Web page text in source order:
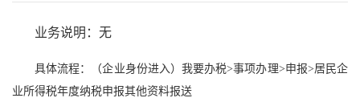
业务说明：无
具体流程：（企业身份进入）我要办税>事项办理>申报>居民企
业所得税年度纳税申报其他资料报送